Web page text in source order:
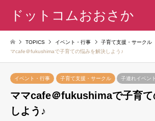
ドットコムおおさか
TOPICS イベント・行事 子育て支援・サークル
マcafe＠fukushimaで子育ての悩みを解決しよう♪
イベント・行事 子育て支援・サークル 子連れイベント
ママcafe＠fukushimaで子育て
しよう♪